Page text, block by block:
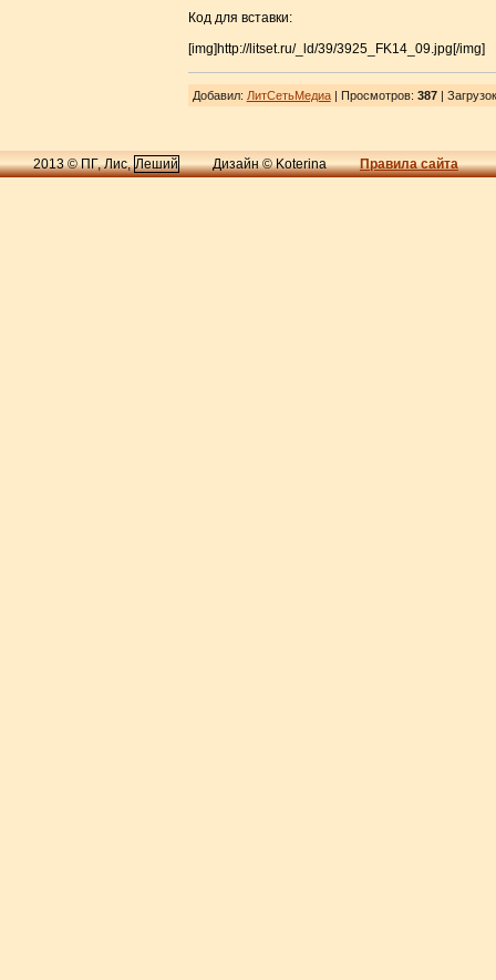
Код для вставки:
[img]http://litset.ru/_ld/39/3925_FK14_09.jpg[/img]
Добавил: ЛитСетьМедиа| Просмотров: 387| Загрузок
2013 © ПГ, Лис,Леший Дизайн © Koterina Правила сайта